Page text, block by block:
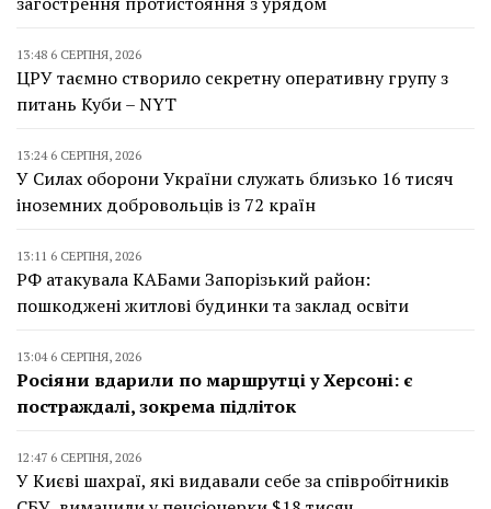
13:48 6 СЕРПНЯ, 2026
ЦРУ таємно створило секретну оперативну групу з
питань Куби – NYT
13:24 6 СЕРПНЯ, 2026
У Силах оборони України служать близько 16 тисяч
іноземних добровольців із 72 країн
13:11 6 СЕРПНЯ, 2026
РФ атакувала КАБами Запорізький район:
пошкоджені житлові будинки та заклад освіти
13:04 6 СЕРПНЯ, 2026
Росіяни вдарили по маршрутці у Херсоні: є
постраждалі, зокрема підліток
12:47 6 СЕРПНЯ, 2026
У Києві шахраї, які видавали себе за співробітників